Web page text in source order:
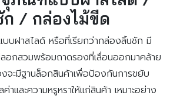
/ กล่องไม้ขีด
บฝาสไลด์ หรือที่เรียกว่ากล่องลิ้นชัก มี
อกสวมพร้อมถาดรองที่เลื่อนออกมาคล้าย
จะมีฐานล็อกสินค้าเพื่อป้องกันการขยับ
าและความหรูหราให้แก่สินค้า เหมาะอย่าง